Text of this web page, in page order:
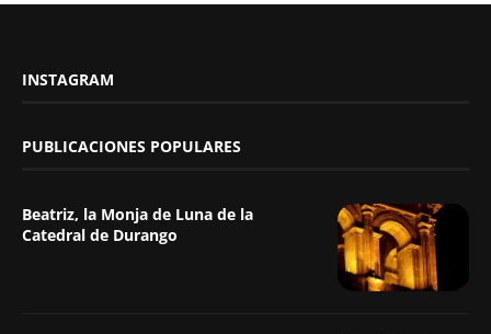
INSTAGRAM
PUBLICACIONES POPULARES
Beatriz, la Monja de Luna de la
Catedral de Durango